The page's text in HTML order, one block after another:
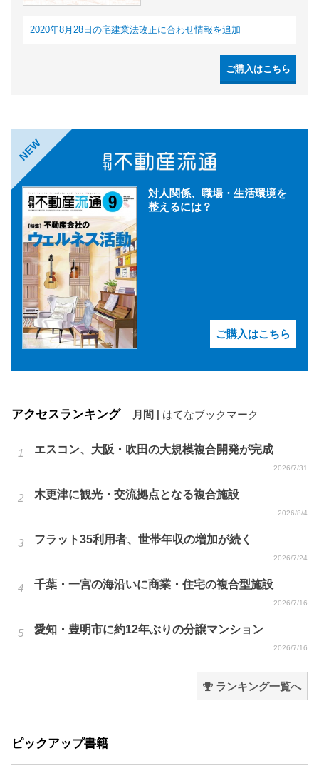
2020年8月28日の宅建業法改正に合わせ情報を追加
ご購入はこちら
NEW
対人関係、職場・生活環境を
整えるには？
ご購入はこちら
アクセスランキング 月間 はてなブックマーク
エスコン、大阪・吹田の大規模複合開発が完成
2026/7/31
木更津に観光・交流拠点となる複合施設
2026/8/4
フラット35利用者、世帯年収の増加が続く
2026/7/24
千葉・一宮の海沿いに商業・住宅の複合型施設
2026/7/16
愛知・豊明市に約12年ぶりの分譲マンション
2026/7/16
ランキング一覧へ
ピックアップ書籍